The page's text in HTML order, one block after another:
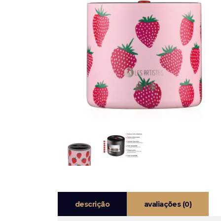
descrição avaliações (0)